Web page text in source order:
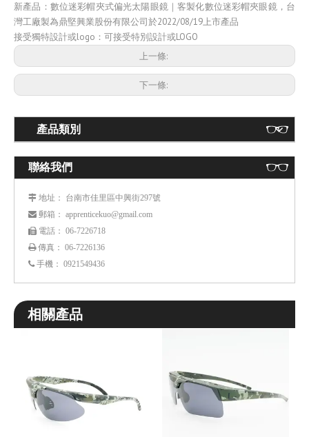
新產品：數位迷彩帽夾式偏光太陽眼鏡｜客製化數位迷彩帽夾眼鏡，台
灣工廠製為鼎堅興業股份有限公司於2022/08/19上市產品
接受獨特設計或logo：可接受特別設計或LOGO
上一條:
下一條:
產品類別
聯絡我們
 地址 ： 台南市佳里區中興街297號
 郵箱 ： apprenticekuo@gmail.com
 電話 ： 06-7226718
傳真： 06-7226136
 手機： 0921549436
相關產品